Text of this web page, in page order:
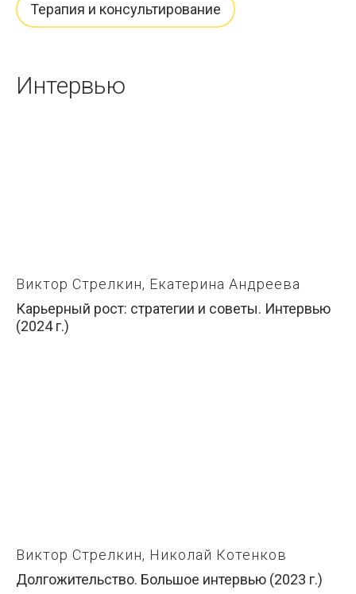
Терапия и консультирование
Интервью
Виктор Стрелкин, Екатерина Андреева
Карьерный рост: стратегии и советы. Интервью
(2024 г.)
Виктор Стрелкин, Николай Котенков
Долгожительство. Большое интервью (2023 г.)